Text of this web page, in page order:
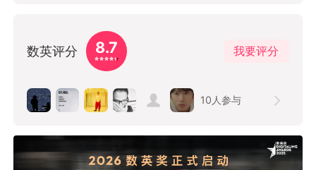
数英评分 8.7 我要评分
10 人参与